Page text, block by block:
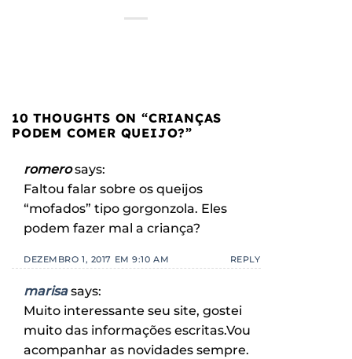
10 THOUGHTS ON “CRIANÇAS
PODEM COMER QUEIJO?”
romero says:
Faltou falar sobre os queijos
“mofados” tipo gorgonzola. Eles
podem fazer mal a criança?
DEZEMBRO 1, 2017 EM 9:10 AM REPLY
marisa says:
Muito interessante seu site, gostei
muito das informações escritas.Vou
acompanhar as novidades sempre.